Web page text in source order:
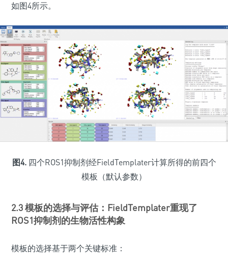
如图4所示。
图4.四个ROS1抑制剂经FieldTemplater计算所得的前四个
模板（默认参数）
2.3 模板的选择与评估：FieldTemplater重现了
ROS1抑制剂的生物活性构象
模板的选择基于两个关键标准：